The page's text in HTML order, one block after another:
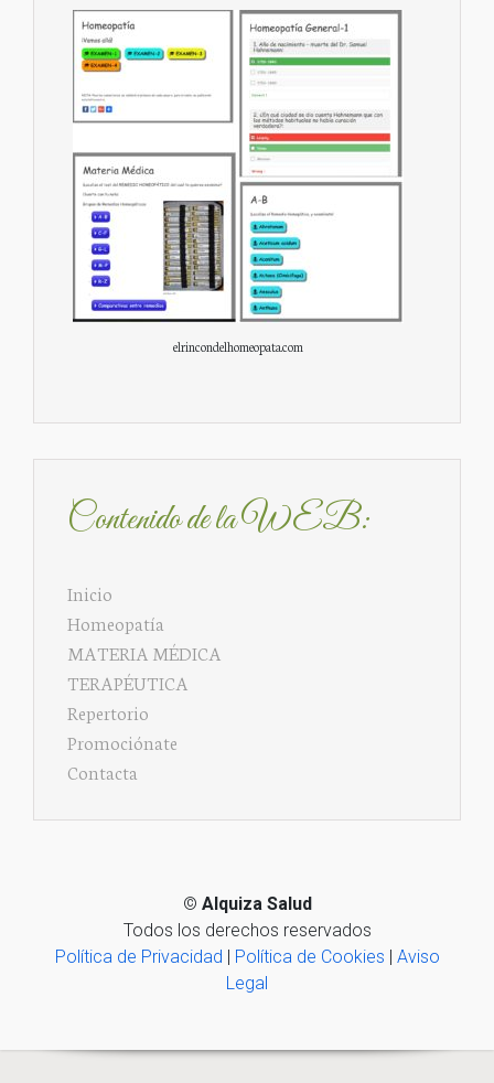
elrincondelhomeopata.com
Contenido de la WEB:
Inicio
Homeopatía
MATERIA MÉDICA
TERAPÉUTICA
Repertorio
Promociónate
Contacta
© Alquiza Salud
Todos los derechos reservados
Política de Privacidad | Política de Cookies | Aviso
Legal